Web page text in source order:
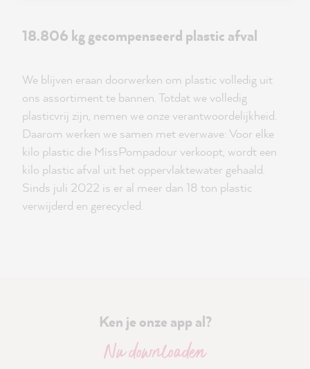
18.806 kg gecompenseerd plastic afval
We blijven eraan doorwerken om plastic volledig uit
ons assortiment te bannen. Totdat we volledig
plasticvrij zijn, nemen we onze verantwoordelijkheid.
Daarom werken we samen met everwave: Voor elke
kilo plastic die MissPompadour verkoopt, wordt een
kilo plastic afval uit het oppervlaktewater gehaald.
Sinds juli 2022 is er al meer dan 18 ton plastic
verwijderd en gerecycled.
Ken je onze app al?
Nu downloaden